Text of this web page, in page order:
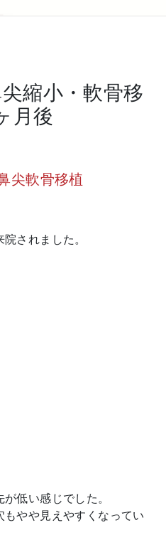
縮小・軟骨移
月後
尖軟骨移植
されました。
低い感じでした。
やや見えやすくなってい